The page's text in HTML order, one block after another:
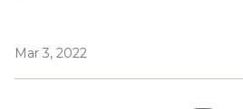
Mar 3, 2022